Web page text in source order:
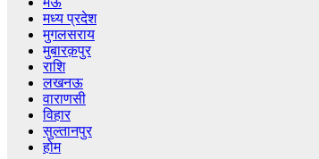
मध्य प्रदेश
मुगलसराय
मुबारक़पुर
राशि
लखनऊ
वाराणसी
विहार
सुल्तानपुर
होम